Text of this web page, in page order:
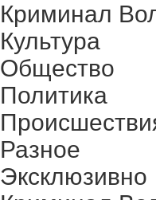
Криминал
Культура
Общество
Политика
Разное
Эксклюзивно